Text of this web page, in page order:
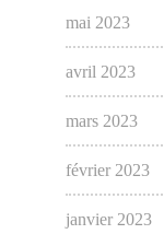
mai 2023
avril 2023
mars 2023
février 2023
janvier 2023